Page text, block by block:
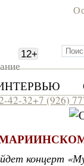
12+
42-32+7 (926)
концерт